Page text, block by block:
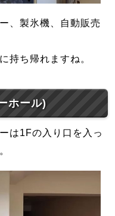
、製氷機、自動販売
持ち帰れますね。
ホール)
は1Fの入り口を入っ